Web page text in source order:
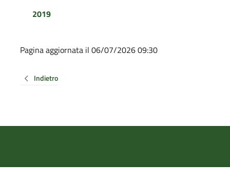
2019
Pagina aggiornata il 06/07/2026 09:30
Indietro